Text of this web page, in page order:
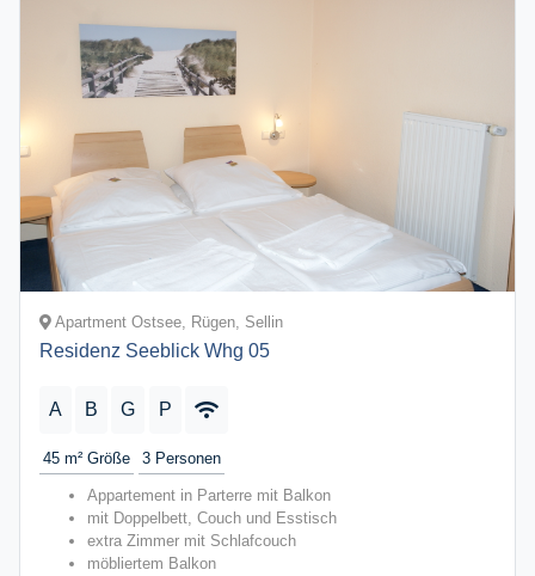
Apartment Ostsee, Rügen, Sellin
Residenz Seeblick Whg 05
A B G P
45 m² Größe 3 Personen
Appartement in Parterre mit Balkon
mit Doppelbett, Couch und Esstisch
extra Zimmer mit Schlafcouch
möbliertem Balkon